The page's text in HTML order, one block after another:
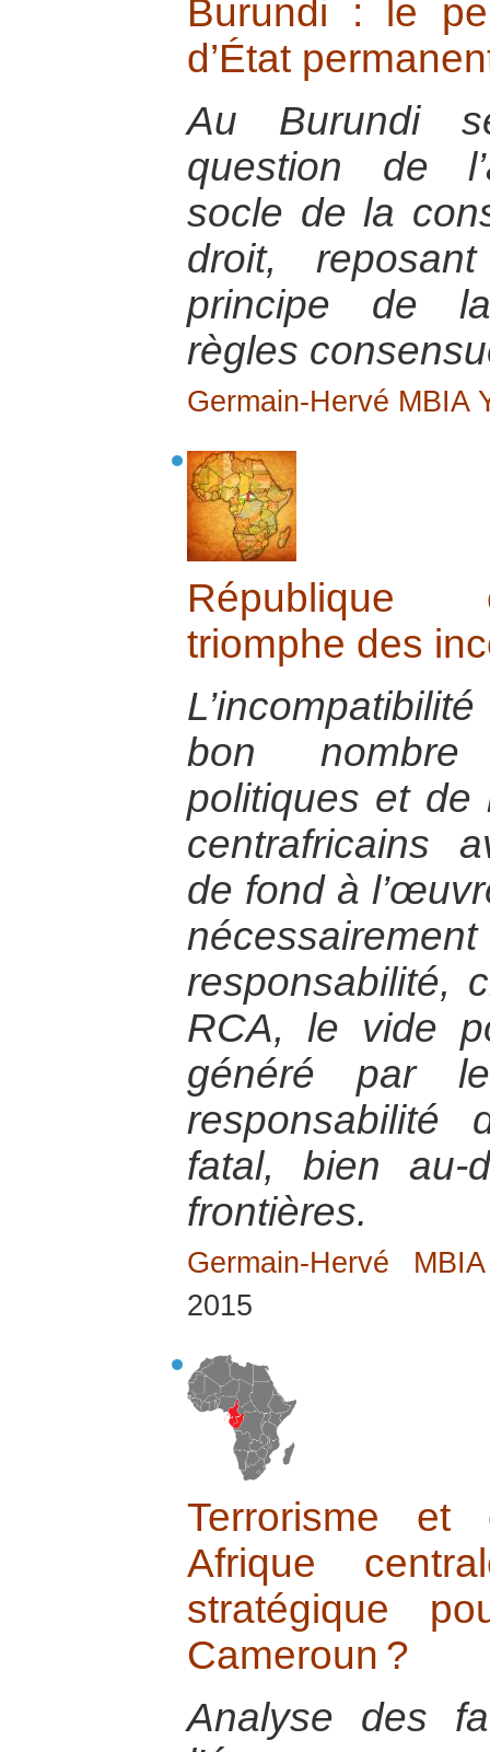
Burundi : le
d’État
Au Burundi
question de
socle de la
droit,
principe de
règles
Germain-Hervé MBIA
République
triomphe des
bon nombre
politiques et de
centrafricains
de fond à
responsabilité,
RCA, le vide
généré par
fatal, bien au-
frontières.
Germain-Hervé
2015
Terrorisme et
Afrique
stratégique
Cameroun ?
Analyse des